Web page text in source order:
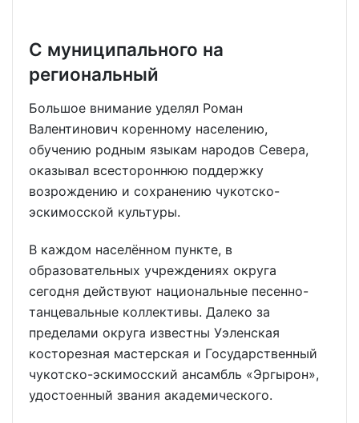
С муниципального на
региональный
Большое внимание уделял Роман
Валентинович коренному населению,
обучению родным языкам народов Севера,
оказывал всестороннюю поддержку
возрождению и сохранению чукотско-
эскимосской культуры.
В каждом населённом пункте, в
образовательных учреждениях округа
сегодня действуют национальные песенно-
танцевальные коллективы. Далеко за
пределами округа известны Уэленская
косторезная мастерская и Государственный
чукотско-эскимосский ансамбль «Эргырон»,
удостоенный звания академического.